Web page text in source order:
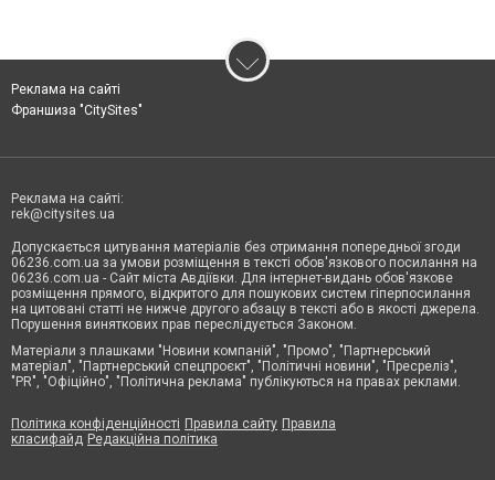
Реклама на сайті
Франшиза "CitySites"
Реклама на сайті:
rek@citysites.ua
Допускається цитування матеріалів без отримання попередньої згоди
06236.com.ua за умови розміщення в тексті обов'язкового посилання на
06236.com.ua - Сайт міста Авдіївки. Для інтернет-видань обов'язкове
розміщення прямого, відкритого для пошукових систем гіперпосилання
на цитовані статті не нижче другого абзацу в тексті або в якості джерела.
Порушення виняткових прав переслідується Законом.
Матеріали з плашками "Новини компаній", "Промо", "Партнерський
матеріал", "Партнерський спецпроєкт", "Політичні новини", "Пресреліз",
"PR", "Офіційно", "Політична реклама" публікуються на правах реклами.
Політика конфіденційності Правила сайту Правила
класифайд Редакційна політика